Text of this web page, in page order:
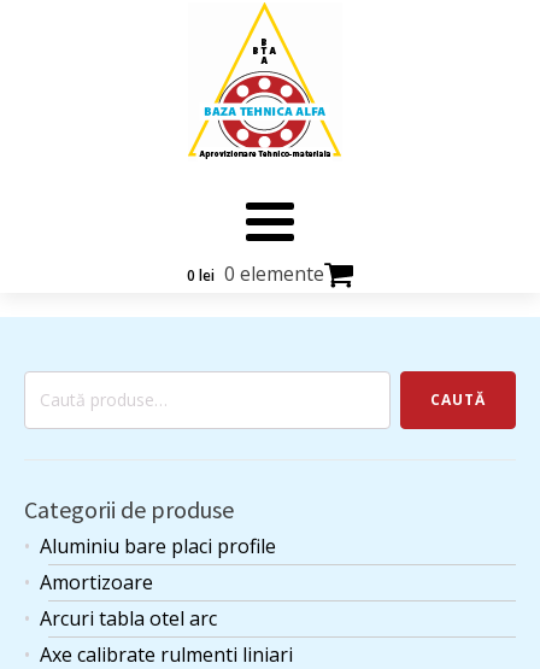
0 lei 0 elemente
Caută
CAUTĂ
Categorii de produse
Aluminiu bare placi profile
Amortizoare
Arcuri tabla otel arc
Axe calibrate rulmenti liniari